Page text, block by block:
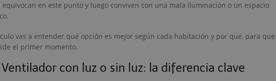
equivocan en este punto y luego conviven con una mala iluminación o un espacio
vas a entender qué opción es mejor según cada habitación y por qué, para que
el primer momento.
Ventilador con luz o sin luz: la diferencia clave